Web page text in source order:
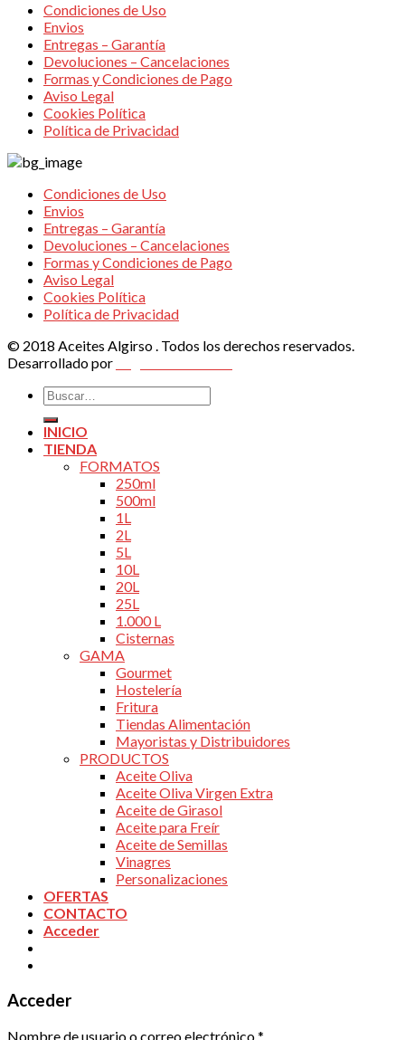
Condiciones de Uso
Envios
Entregas – Garantía
Devoluciones – Cancelaciones
Formas y Condiciones de Pago
Aviso Legal
Cookies Política
Política de Privacidad
Condiciones de Uso
Envios
Entregas – Garantía
Devoluciones – Cancelaciones
Formas y Condiciones de Pago
Aviso Legal
Cookies Política
Política de Privacidad
© 2018 Aceites Algirso . Todos los derechos reservados.
Desarrollado por
Buscar
por:
INICIO
TIENDA
FORMATOS
250ml
500ml
1L
2L
5L
10L
20L
25L
1.000 L
Cisternas
GAMA
Gourmet
Hostelería
Fritura
Tiendas Alimentación
Mayoristas y Distribuidores
PRODUCTOS
Aceite Oliva
Aceite Oliva Virgen Extra
Aceite de Girasol
Aceite para Freír
Aceite de Semillas
Vinagres
Personalizaciones
OFERTAS
CONTACTO
Acceder
Acceder
Nombre de usuario o correo electrónico*